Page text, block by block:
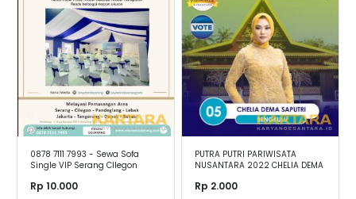
0878 7111 7993 - Sewa Sofa
Single VIP Serang CIlegon
Rp 10.000
PUTRA PUTRI PARIWISATA
NUSANTARA 2022 CHELIA DEMA
Rp 2.000